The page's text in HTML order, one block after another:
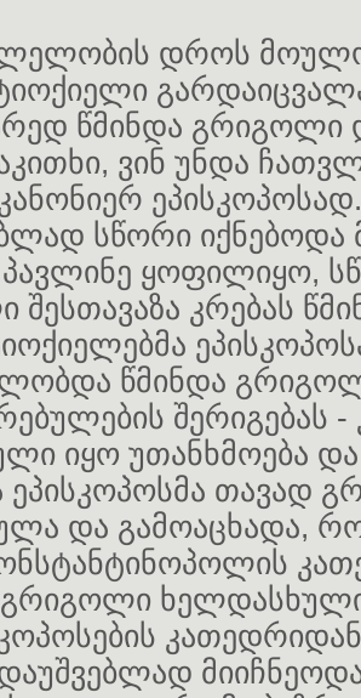
დროს
წმინდა გრიგოლი
ვინ უნდა
სწორი იქნებოდა
პავლინე ყოფილიყო,
შესთავაზა კრებას
წმინდა
შერიგებას -
იყო უთანხმოება
ეპისკოპოსმა თავად
და გამოაცხადა,
გრიგოლი ხელდასხული